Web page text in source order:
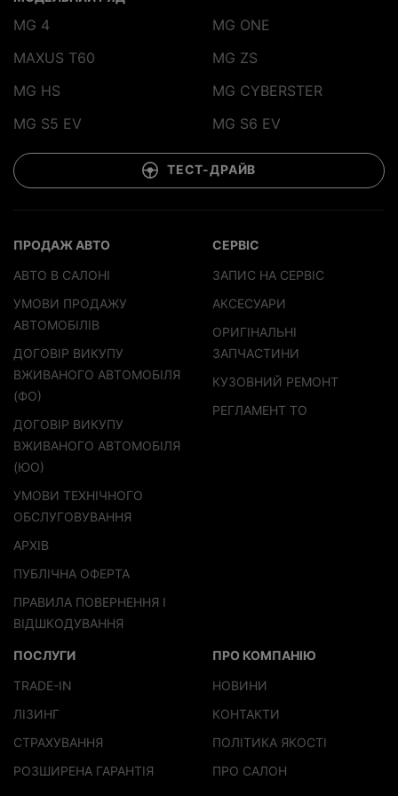
MG 4
MG ONE
MAXUS T60
MG ZS
MG HS
MG CYBERSTER
MG S5 EV
MG S6 EV
ТЕСТ-ДРАЙВ
ПРОДАЖ АВТО
АВТО В САЛОНІ
УМОВИ ПРОДАЖУ
АВТОМОБІЛІВ
ДОГОВІР ВИКУПУ
ВЖИВАНОГО АВТОМОБІЛЯ
(ФО)
ДОГОВІР ВИКУПУ
ВЖИВАНОГО АВТОМОБІЛЯ
(ЮО)
УМОВИ ТЕХНІЧНОГО
ОБСЛУГОВУВАННЯ
АРХІВ
ПУБЛІЧНА ОФЕРТА
ПРАВИЛА ПОВЕРНЕННЯ І
ВІДШКОДУВАННЯ
СЕРВІС
ЗАПИС НА СЕРВІС
АКСЕСУАРИ
ОРИГІНАЛЬНІ
ЗАПЧАСТИНИ
КУЗОВНИЙ РЕМОНТ
РЕГЛАМЕНТ ТО
ПОСЛУГИ
TRADE-IN
ЛІЗИНГ
СТРАХУВАННЯ
РОЗШИРЕНА ГАРАНТІЯ
ПРО КОМПАНІЮ
НОВИНИ
КОНТАКТИ
ПОЛІТИКА ЯКОСТІ
ПРО САЛОН